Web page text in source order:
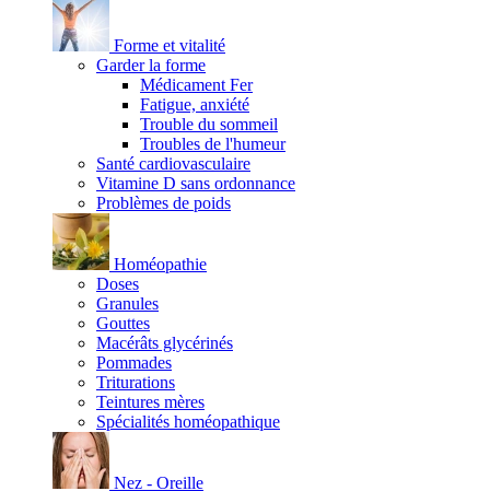
Forme et vitalité
Garder la forme
Médicament Fer
Fatigue, anxiété
Trouble du sommeil
Troubles de l'humeur
Santé cardiovasculaire
Vitamine D sans ordonnance
Problèmes de poids
Homéopathie
Doses
Granules
Gouttes
Macérâts glycérinés
Pommades
Triturations
Teintures mères
Spécialités homéopathique
Nez - Oreille